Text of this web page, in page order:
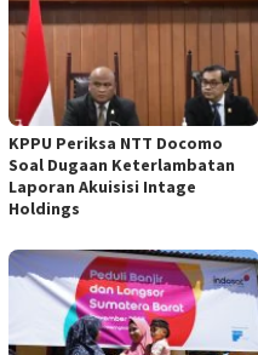
KPPU Periksa NTT Docomo
Soal Dugaan Keterlambatan
Laporan Akuisisi Intage
Holdings